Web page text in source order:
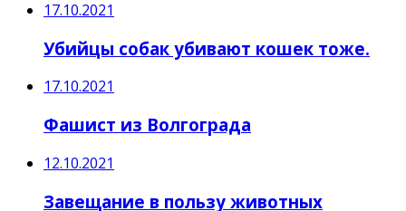
17.10.2021
Убийцы собак убивают кошек тоже.
17.10.2021
Фашист из Волгограда
12.10.2021
Завещание в пользу животных